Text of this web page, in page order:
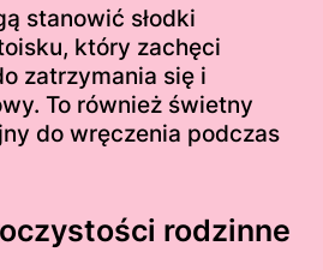
stanowić słodki
który zachęci
zatrzymania się i
To również świetny
do wręczenia podczas
rodzinne